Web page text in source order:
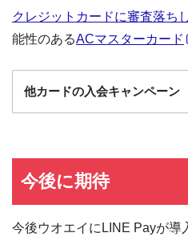
クレジットカードに審査落ち
能性のあるACマスターカード
他カードの入会キャンペーン
エポスカード
au PAYカード au PAYカードの
今後に期待
今後ウオエイにLINE Payが導